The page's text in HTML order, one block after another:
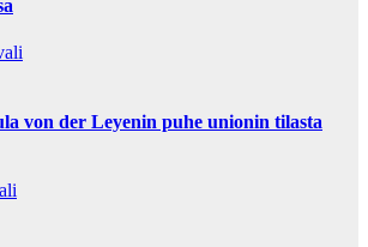
von der Leyenin puhe unionin tilasta